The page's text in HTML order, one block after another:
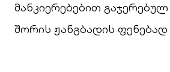
მანკიერებებით
შორის ჟანგბადის